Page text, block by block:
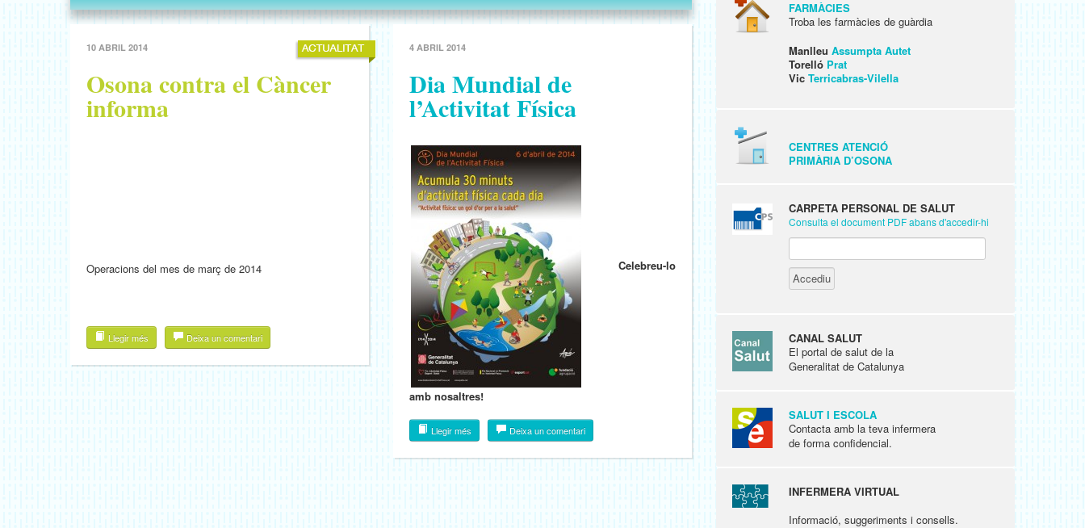
10 ABRIL 2014
Osona contra el Càncer
informa
Operacions del mes de març de 2014
Llegir més Deixa un comentari
4 ABRIL 2014
Dia Mundial de
l’Activitat Física
Celebreu-lo
amb nosaltres!
Llegir més Deixa un comentari
FARMÀCIES
Troba les farmàcies de guàrdia
Manlleu Assumpta Autet
Torelló Prat
Vic Terricabras-Vilella
CENTRES ATENCIÓ
PRIMÀRIA D’OSONA
CARPETA PERSONAL DE SALUT
Consulta el document PDF abans d'accedir-hi
CANAL SALUT
El portal de salut de la
Generalitat de Catalunya
SALUT I ESCOLA
Contacta amb la teva infermera
de forma confidencial.
INFERMERA VIRTUAL
Informació, suggeriments i consells.